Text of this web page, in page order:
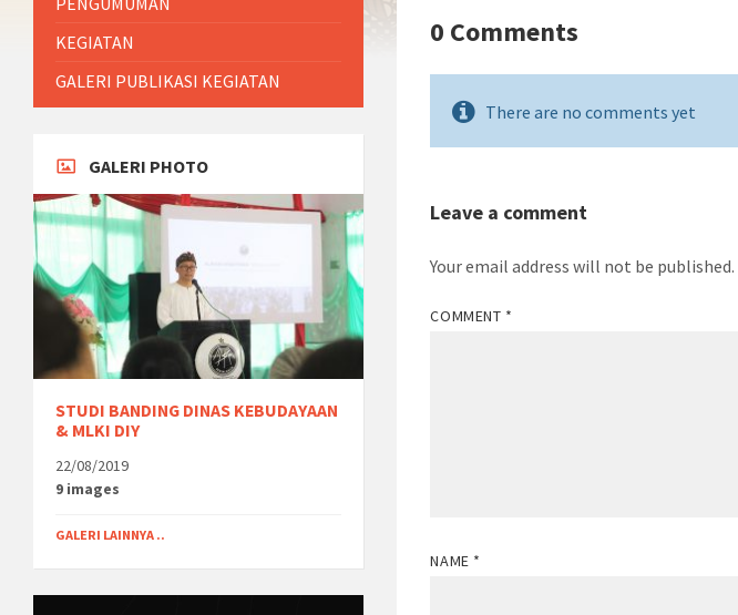
0 Comments
There are no comments yet
Leave a comment
Your email address will not be published.
COMMENT *
NAME *
KEGIATAN
GALERI PUBLIKASI KEGIATAN
GALERI PHOTO
STUDI BANDING DINAS KEBUDAYAAN
& MLKI DIY
22/08/2019
9 images
GALERI LAINNYA ..